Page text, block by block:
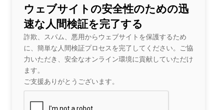
ウェブサイトの安全性のための迅
速な人間検証を完了する
詐欺、スパム、悪用からウェブサイトを保護するため
に、簡単な人間検証プロセスを完了してください。ご協
力いただき、安全なオンライン環境に貢献していただけ
ます。
ご支援ありがとうございます。